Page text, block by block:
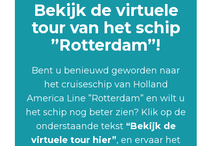
Bekijk de virtuele
tour van het schip
”Rotterdam”!
Bent u benieuwd geworden naar
het cruiseschip van Holland
America Line ”Rotterdam” en wilt u
het schip nog beter zien? Klik op de
onderstaande tekst “Bekijk de
virtuele tour hier”, en ervaar het